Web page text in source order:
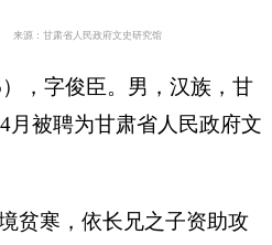
来源：甘肃省人民政府文史研究馆
字俊臣。男，汉族，甘
月被聘为甘肃省人民政府文
寒，依长兄之子资助攻